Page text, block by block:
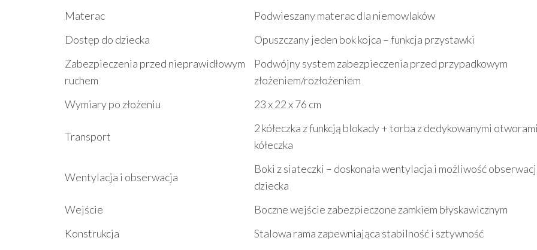
Materac
Podwieszany materac dla niemowlaków
Dostęp do dziecka
Opuszczany jeden bok kojca – funkcja przystawki
Zabezpieczenia przed nieprawidłowym
ruchem
Podwójny system zabezpieczenia przed przypadkowym
złożeniem/rozłożeniem
Wymiary po złożeniu
23 x 22 x 76 cm
Transport
2 kółeczka z funkcją blokady + torba z dedykowanymi
kółeczka
Wentylacja i obserwacja
Boki z siateczki – doskonała wentylacja i możliwość
dziecka
Wejście
Boczne wejście zabezpieczone zamkiem błyskawicznym
Konstrukcja
Stalowa rama zapewniająca stabilność i sztywność